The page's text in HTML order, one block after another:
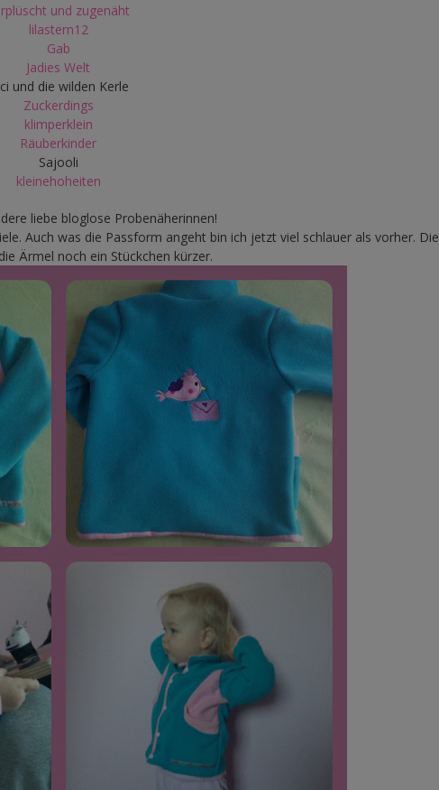
und zugenäht
lilastern12
Gab
Jadies Welt
und die wilden Kerle
Zuckerdings
klimperklein
Räuberkinder
Sajooli
kleinehoheiten
liebe bloglose Probenäherinnen!
Auch was die Passform angeht bin ich jetzt viel schlauer als vorher. Die
Ärmel noch ein Stückchen kürzer.